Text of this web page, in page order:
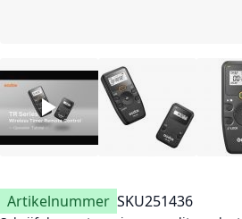
Artikelnummer SKU251436